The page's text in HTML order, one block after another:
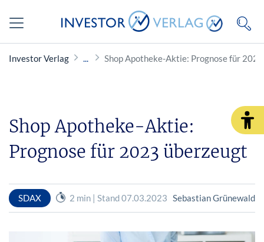
Investor Verlag Shop Apotheke-Aktie: Prognose für
Shop Apotheke-Aktie:
Prognose für 2023 überzeugt
SDAX 2 min | Stand 07.03.2023 Sebastian Grünewald